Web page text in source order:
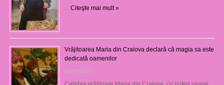
Citeşte mai mult »
Vrăjitoarea Maria din Craiova declară că magia sa este
dedicată oamenilor
09/08/2026